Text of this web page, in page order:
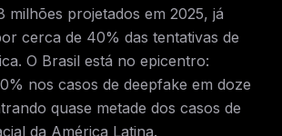
milhões projetados em 2025, já
cerca de 40% das tentativas de
O Brasil está no epicentro:
nos casos de deepfake em doze
quase metade dos casos de
da América Latina.